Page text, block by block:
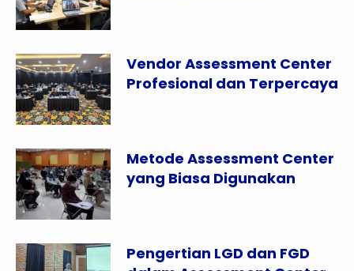
Vendor Assessment Center
Profesional dan Terpercaya
Metode Assessment Center
yang Biasa Digunakan
Pengertian LGD dan FGD